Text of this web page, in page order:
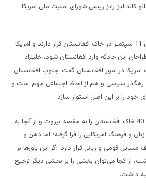
کاندالیزا رایز رییس شورای امنیت ملی امریکا
که مسببین اصلی حادثه‌ی 11 سپتمبر در خاک افغانستان قرار دارند و امریکا
این حادثه وارد افغانستان شود، خلیلزاد
امریکا در امور افغانستان گفت: جنوب افغانستان
سیاسی و هم از لحاظ اجتماعی مهم است و
خود را بر این اصل استوار سازد.
زلمی خلیلزاد که در دهه‌ی 40 خاک افغانستان را به مقصد بیروت و از آنجا به
و فرهنگ امریکایی را فرا گرفته؛ اما ذهن و
قومی و زبانی قرار دارد. اگر این باورها بر
از کجا می‌توان بخشی را بر بخشی دیگر ترجیح
داشت.